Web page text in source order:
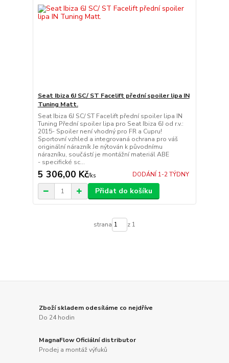
Seat Ibiza 6J SC/ ST Facelift přední spoiler lipa IN
Tuning Matt.
Seat Ibiza 6J SC/ ST Facelift přední spoiler lipa IN
Tuning Přední spoiler lipa pro Seat Ibiza 6J od r.v.:
2015- Spoiler není vhodný pro FR a Cupru!
Sportovní vzhled a integrovaná ochrana pro váš
originální nárazník Je nýtován k původnímu
nárazníku, součástí je montážní materiál ABE
- specifické sc...
5 306,00 Kč/ks DODÁNÍ 1-2 TÝDNY
Přidat do košíku
strana z 1
Zboží skladem odesíláme co nejdříve
Do 24 hodin
MagnaFlow Oficiální distributor
Prodej a montáž výfuků